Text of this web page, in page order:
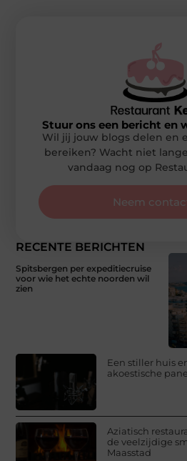
RECENTE BERICHTEN
Spitsbergen per expeditiecruise
voor wie het echte noorden wil
zien
Een stiller huis
akoestische
Aziatisch
de veelzijdige
Maasstad
Stuur ons een bericht en
Wil jij jouw blogs delen en
bereiken? Wacht niet
vandaag nog op
Neem